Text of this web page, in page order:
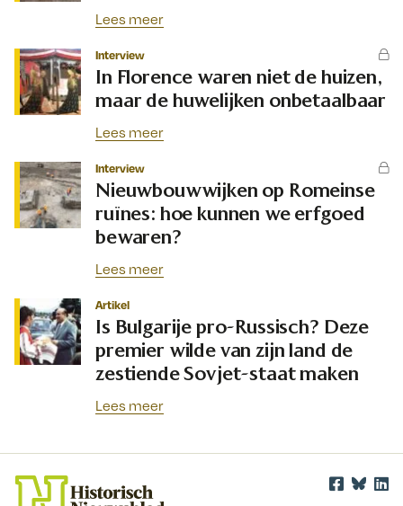
Lees meer
Interview
In Florence waren niet de huizen,
maar de huwelijken onbetaalbaar
Lees meer
Interview
Nieuwbouwwijken op Romeinse
ruïnes: hoe kunnen we erfgoed
bewaren?
Lees meer
Artikel
Is Bulgarije pro-Russisch? Deze
premier wilde van zijn land de
zestiende Sovjet-staat maken
Lees meer